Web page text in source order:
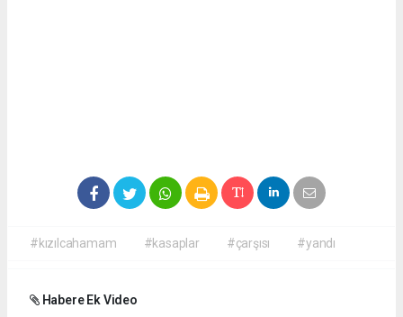
#kızılcahamam #kasaplar #çarşısı #yandı
Habere Ek Video